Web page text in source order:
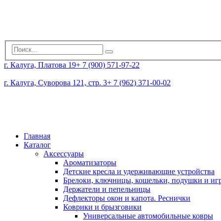
г. Калуга, Платова 19+ 7 (900) 571-97-22
г. Калуга, Суворова 121, стр. 3+ 7 (962) 371-00-02
Главная
Каталог
Аксессуары
Ароматизаторы
Детские кресла и удерживающие устройства
Брелоки, ключницы, кошельки, подушки и
Держатели и пепельницы
Дефлекторы окон и капота. Реснички
Коврики и брызговики
Универсальные автомобильные ковры